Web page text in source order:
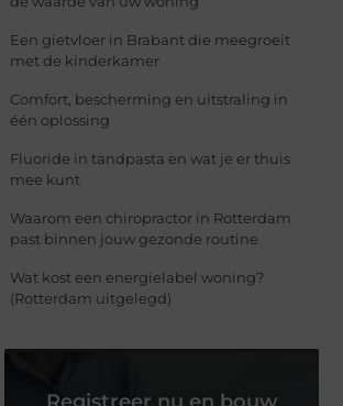
Een gietvloer in Brabant die meegroeit
met de kinderkamer
Comfort, bescherming en uitstraling in
één oplossing
Fluoride in tandpasta en wat je er thuis
mee kunt
Waarom een chiropractor in Rotterdam
past binnen jouw gezonde routine
Wat kost een energielabel woning?
(Rotterdam uitgelegd)